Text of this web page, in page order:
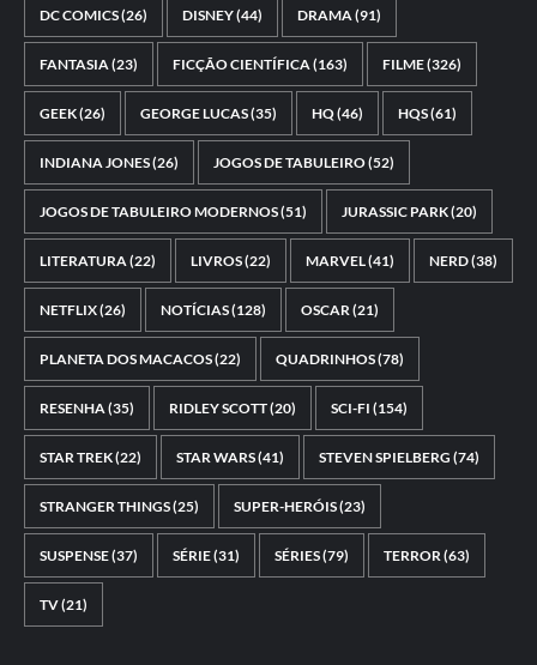
DC COMICS(26) DISNEY(44) DRAMA(91)
FANTASIA(23) FICÇÃO CIENTÍFICA(163) FILME(326)
GEEK(26) GEORGE LUCAS(35) HQ(46) HQS(61)
INDIANA JONES(26) JOGOS DE TABULEIRO(52)
JOGOS DE TABULEIRO MODERNOS(51) JURASSIC PARK(20)
LITERATURA(22) LIVROS(22) MARVEL(41) NERD(38)
NETFLIX(26) NOTÍCIAS(128) OSCAR(21)
PLANETA DOS MACACOS(22) QUADRINHOS(78)
RESENHA(35) RIDLEY SCOTT(20) SCI-FI (154)
STAR TREK(22) STAR WARS(41) STEVEN SPIELBERG (74)
STRANGER THINGS(25) SUPER-HERÓIS(23)
SUSPENSE(37) SÉRIE(31) SÉRIES(79) TERROR(63)
TV(21)